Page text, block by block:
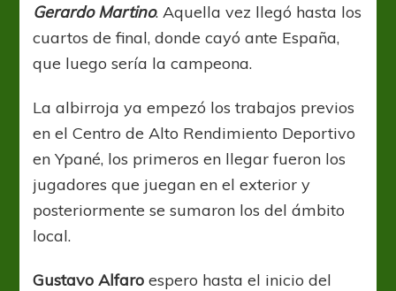
Gerardo Martino. Aquella vez llegó hasta los
cuartos de final, donde cayó ante España,
que luego sería la campeona.
La albirroja ya empezó los trabajos previos
en el Centro de Alto Rendimiento Deportivo
en Ypané, los primeros en llegar fueron los
jugadores que juegan en el exterior y
posteriormente se sumaron los del ámbito
local.
Gustavo Alfaro espero hasta el inicio del